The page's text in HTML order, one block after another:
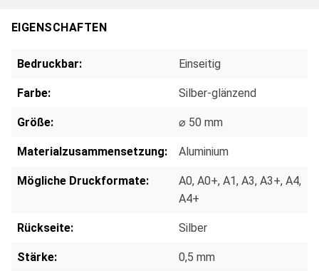
EIGENSCHAFTEN
Bedruckbar: Einseitig
Farbe: Silber-glänzend
Größe: ⌀ 50 mm
Materialzusammensetzung: Aluminium
Mögliche Druckformate: A0, A0+, A1, A3, A3+, A4,
A4+
Rückseite: Silber
Stärke: 0,5 mm